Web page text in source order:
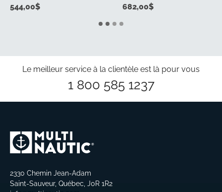
544,00$
682,00$
Le meilleur service à la clientèle est là pour vous
1 800 585 1237
2330 Chemin Jean-Adam
Saint-Sauveur, Québec, J0R 1R2